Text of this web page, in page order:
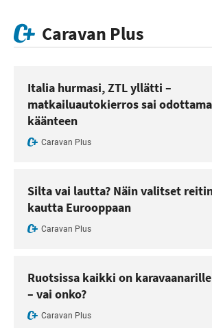
Caravan Plus
Italia hurmasi, ZTL yllätti –
matkailuautokierros sai
käänteen
Caravan Plus
Silta vai lautta? Näin valitset
kautta Eurooppaan
Caravan Plus
Ruotsissa kaikki on
– vai onko?
Caravan Plus